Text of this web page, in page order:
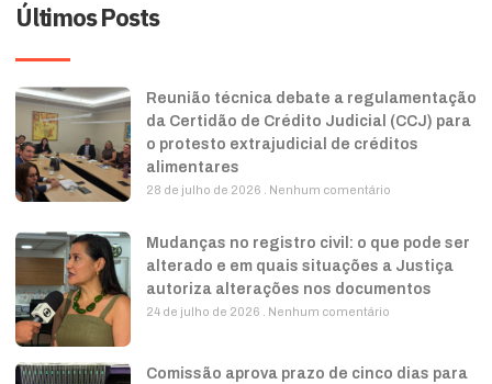
Últimos Posts
Reunião técnica debate a regulamentação
da Certidão de Crédito Judicial (CCJ) para
o protesto extrajudicial de créditos
alimentares
28 de julho de 2026 Nenhum comentário
Mudanças no registro civil: o que pode ser
alterado e em quais situações a Justiça
autoriza alterações nos documentos
24 de julho de 2026 Nenhum comentário
Comissão aprova prazo de cinco dias para